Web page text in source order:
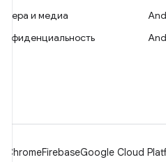
Камера и медиа
Конфиденциальность
ChromeFirebaseGoogle Cloud